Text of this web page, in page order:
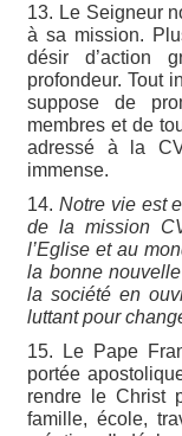
13. Le Seigneur
à sa mission.
désir d’action
profondeur. Tout
suppose de
membres et de
adressé à la
immense.
14.Notre vie est
de la mission
l’Eglise et au
la bonne
la société en
luttant pour
15. Le Pape
portée
rendre le Christ
famille, école,